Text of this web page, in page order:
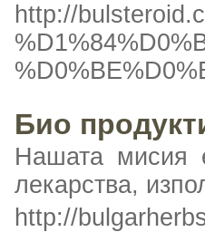
http://
Био
Нашата мисия
лекарства,
http://